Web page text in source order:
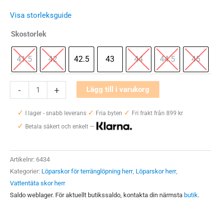
Visa storleksguide
Skostorlek
41.5 42 42.5 43 44 44.5 45
-
Balance
Fresh
Foam
Hierro
v7
GTX
Herr
+ Lägg till i varukorg
✓ I lager - snabb leverans ✓ Fria byten ✓ Fri frakt från 899 kr
✓ Betala säkert och enkelt —
Artikelnr: 6434
Kategorier: Löparskor för terränglöpning herr, Löparskor herr,
Vattentäta skor herr
Saldo weblager. För aktuellt butikssaldo, kontakta din närmsta butik.